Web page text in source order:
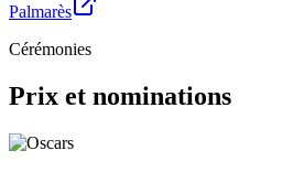
Palmarès
Cérémonies
Prix et nominations